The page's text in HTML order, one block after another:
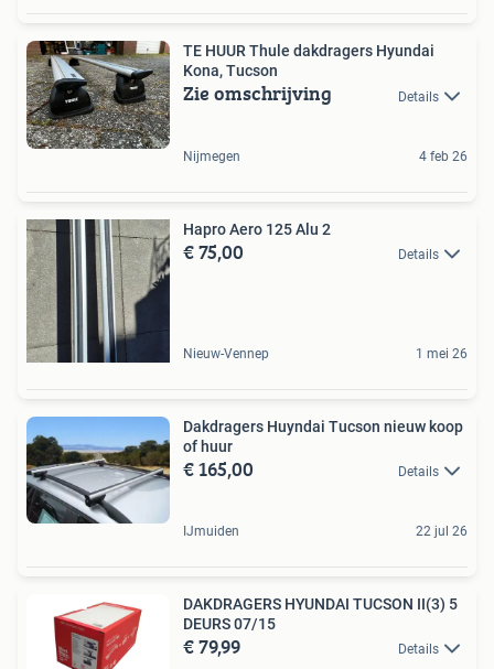
TE HUUR Thule dakdragers Hyundai
Kona, Tucson
Zie omschrijving Details
Nijmegen 4 feb 26
Hapro Aero 125 Alu 2
€ 75,00 Details
Nieuw-Vennep 1 mei 26
Dakdragers Huyndai Tucson nieuw koop
of huur
€ 165,00 Details
IJmuiden 22 jul 26
DAKDRAGERS HYUNDAI TUCSON II(3) 5
DEURS 07/15
€ 79,99 Details